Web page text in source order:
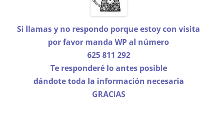
Si llamas y no respondo porque estoy con visita
por favor manda WPal número
625 811 292
Te responderé lo antes posible
dándote toda la información necesaria
GRACIAS